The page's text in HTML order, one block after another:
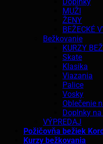
MUŽI
ŽENY
BEŽECKÉ
Bežkovanie
KURZY
Skate
Klasika
Viazania
Palice
Vosky
Oblečenie
Doplnky
VÝPREDAJ
Požičovňa bežiek
Kurzy bežkovania